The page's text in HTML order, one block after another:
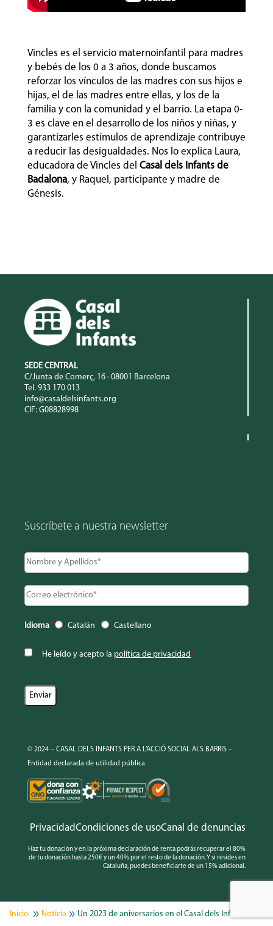
Vincles es el servicio maternoinfantil para madres
y bebés de los 0 a 3 años, donde buscamos
reforzar los vínculos de las madres con sus hijos e
hijas, el de las madres entre ellas, y los de la
familia y con la comunidad y el barrio. La etapa 0-
3 es clave en el desarrollo de los niños y niñas, y
garantizarles estímulos de aprendizaje contribuye
a reducir las desigualdades. Nos lo explica Laura,
educadora de Vincles del Casal dels Infants de
Badalona, y Raquel, participante y madre de
Génesis.
SEDE CENTRAL
C/Junta de Comerç, 16 · 08001 Barcelona
Tel. 933 170 013
info@casaldelsinfants.org
CIF: G08828998
Suscríbete a nuestra newsletter
Idioma * Catalán Castellano
He leído y acepto la política de privacidad*
© 2024 – CASAL DELS INFANTS PER A L’ACCIÓ SOCIAL ALS BARRIS –
Entidad declarada de utilidad pública
PrivacidadCondiciones de usoCanal de denuncias
Haz tu donación y en la próxima declaración de renta podrás recuperar el 80%
de tu donación hasta 250€ y un 40% por el resto de la donación. Y si resides en
Cataluña, puedes beneficiarte de un 15% adicional.
Noticia Un 2023 de aniversarios en el Casal dels Infants